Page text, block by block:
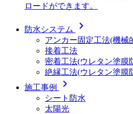
ロードができます。
防水システム chevron_right
アンカー固定工法(機械
接着工法
密着工法(ウレタン塗膜
絶縁工法(ウレタン塗膜
施工事例
chevron_right
シート防水
太陽光